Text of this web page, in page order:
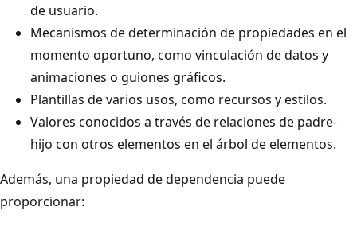
de usuario.
Mecanismos de determinación de propiedades en el
momento oportuno, como vinculación de datos y
animaciones o guiones gráficos.
Plantillas de varios usos, como recursos y estilos.
Valores conocidos a través de relaciones de padre-
hijo con otros elementos en el árbol de elementos.
Además, una propiedad de dependencia puede
proporcionar: